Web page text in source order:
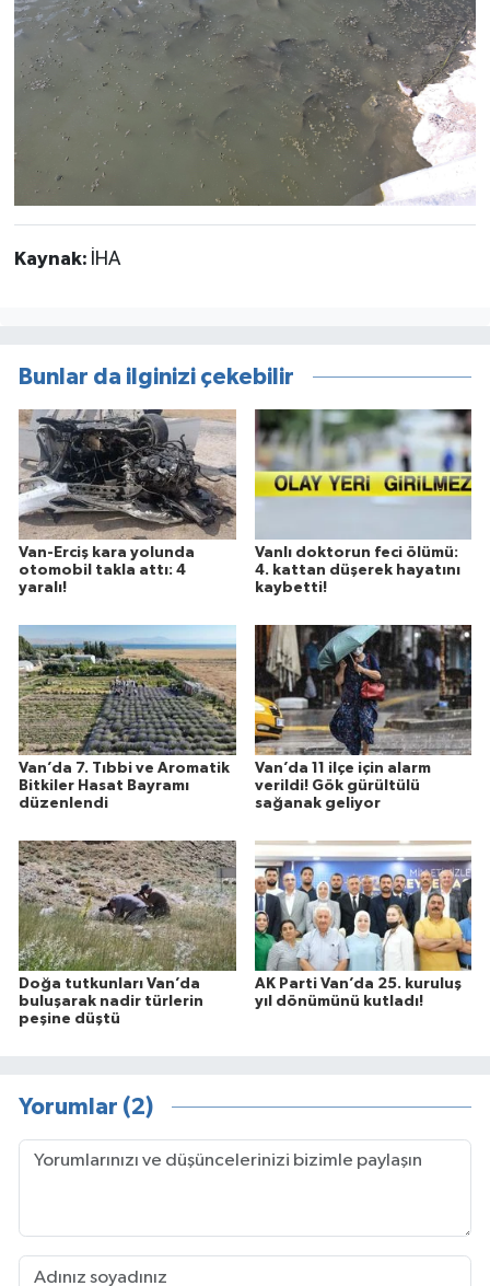
Kaynak: İHA
Bunlar da ilginizi çekebilir
Van-Erciş kara yolunda
otomobil takla attı: 4
yaralı!
Vanlı doktorun feci ölümü:
4. kattan düşerek hayatını
kaybetti!
Van’da 7. Tıbbi ve Aromatik
Bitkiler Hasat Bayramı
düzenlendi
Van’da 11 ilçe için alarm
verildi! Gök gürültülü
sağanak geliyor
Doğa tutkunları Van’da
buluşarak nadir türlerin
peşine düştü
AK Parti Van’da 25. kuruluş
yıl dönümünü kutladı!
Yorumlar (2)